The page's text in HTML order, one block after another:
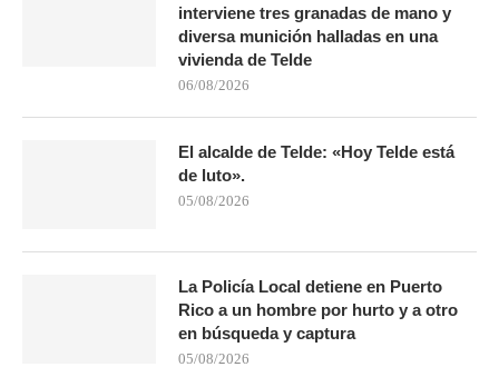
interviene tres granadas de mano y
diversa munición halladas en una
vivienda de Telde
06/08/2026
El alcalde de Telde: «Hoy Telde está
de luto».
05/08/2026
La Policía Local detiene en Puerto
Rico a un hombre por hurto y a otro
en búsqueda y captura
05/08/2026